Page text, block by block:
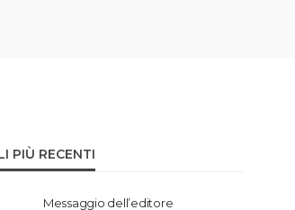
PIÙ RECENTI
Messaggio dell’editore